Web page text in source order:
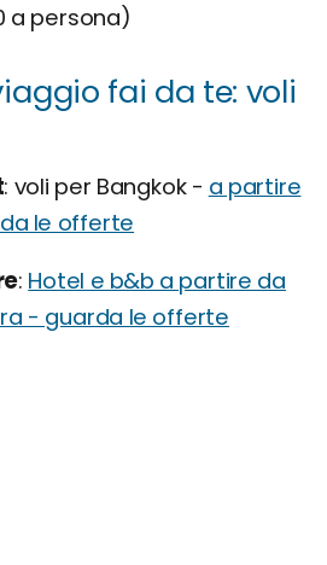
a persona)
fai da te: voli
voli per Bangkok - a partire
le offerte
Hotel e b&b a partire da
- guarda le offerte